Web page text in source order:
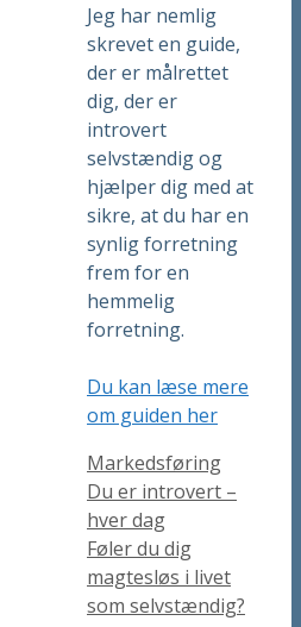
Jeg har nemlig
skrevet en guide,
der er målrettet
dig, der er
introvert
selvstændig og
hjælper dig med at
sikre, at du har en
synlig forretning
frem for en
hemmelig
forretning.
Du kan læse mere
om guiden her
Kategorier
Markedsføring
Du er introvert –
hver dag
Føler du dig
magtesløs i livet
som selvstændig?